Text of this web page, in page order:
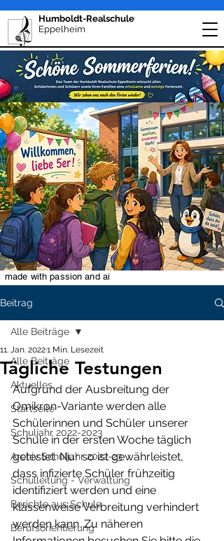
Humboldt-Realschule
Eppelheim
made with passion and ai
Beitrag
Alle Beiträge
Aktuelles
Startseite
Schuljahr 2022-2023
Archiv Schuljahr 2022-23
Schulleitung - Verwaltung
Berichte aus Schule
Berufsorientierung
Alle Beiträge
Tägliche Testungen
11. Jan. 20221 Min. Lesezeit
Aufgrund der Ausbreitung der
Omikron-Variante werden alle
Schülerinnen und Schüler unserer
Schule in der ersten Woche täglich
getestet. Nur so ist gewährleistet,
dass infizierte Schüler frühzeitig
identifiziert werden und eine
klassenweise Verbreitung verhindert
werden kann. Zu näheren